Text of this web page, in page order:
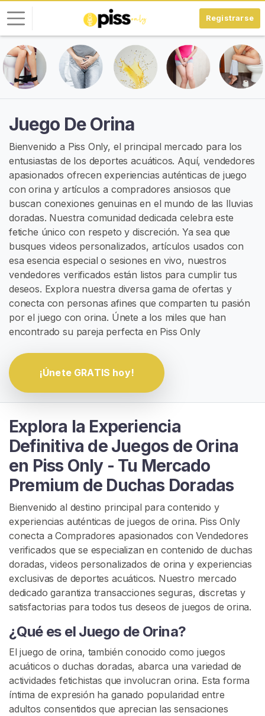
Registrarse
Juego De Orina
Bienvenido a Piss Only, el principal mercado para los
entusiastas de los deportes acuáticos. Aquí, vendedores
apasionados ofrecen experiencias auténticas de juego
con orina y artículos a compradores ansiosos que
buscan conexiones genuinas en el mundo de las lluvias
doradas. Nuestra comunidad dedicada celebra este
fetiche único con respeto y discreción. Ya sea que
busques videos personalizados, artículos usados con
esa esencia especial o sesiones en vivo, nuestros
vendedores verificados están listos para cumplir tus
deseos. Explora nuestra diversa gama de ofertas y
conecta con personas afines que comparten tu pasión
por el juego con orina. Únete a los miles que han
encontrado su pareja perfecta en Piss Only
¡Únete GRATIS hoy!
Explora la Experiencia
Definitiva de Juegos de Orina
en Piss Only - Tu Mercado
Premium de Duchas Doradas
Bienvenido al destino principal para contenido y
experiencias auténticas de juegos de orina. Piss Only
conecta a Compradores apasionados con Vendedores
verificados que se especializan en contenido de duchas
doradas, videos personalizados de orina y experiencias
exclusivas de deportes acuáticos. Nuestro mercado
dedicado garantiza transacciones seguras, discretas y
satisfactorias para todos tus deseos de juegos de orina.
¿Qué es el Juego de Orina?
El juego de orina, también conocido como juegos
acuáticos o duchas doradas, abarca una variedad de
actividades fetichistas que involucran orina. Esta forma
íntima de expresión ha ganado popularidad entre
adultos consentidos que aprecian las sensaciones
i
c
a
r
S
e
s
i
ó
n
E
G
I
T
R
A
E
G
R
T
S
>
I
n
i
c
i
o
E
x
p
o
r
a
r
V
e